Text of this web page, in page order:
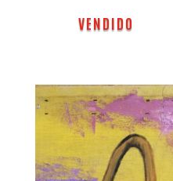
VENDIDO